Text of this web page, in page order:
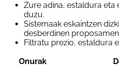
Zure adina, estaldura eta
duzu.
Sistemaak eskaintzen
desberdinen
Filtratu prezio, estaldura
Onurak